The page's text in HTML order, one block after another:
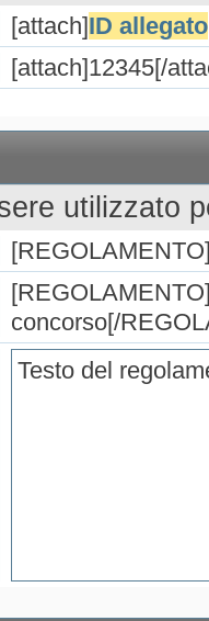
[attach]ID allegato
[attach]12345[/
utilizzato
concorso[/
Testo del